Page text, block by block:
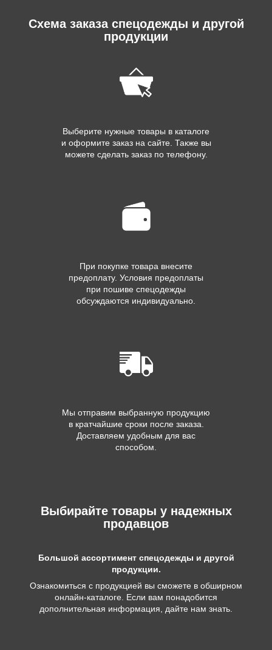
Схема заказа спецодежды и другой
продукции
Выберите нужные товары в каталоге
и оформите заказ на сайте. Также вы
можете сделать заказ по телефону.
При покупке товара внесите
предоплату. Условия предоплаты
при пошиве спецодежды
обсуждаются индивидуально.
Мы отправим выбранную продукцию
в кратчайшие сроки после заказа.
Доставляем удобным для вас
способом.
Выбирайте товары у надежных
продавцов
Большой ассортимент спецодежды и другой
продукции.
Ознакомиться с продукцией вы сможете в обширном
онлайн-каталоге. Если вам понадобится
дополнительная информация, дайте нам знать.